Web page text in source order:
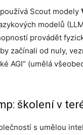
Scout modely
modelů
provádět
začínali od nuly,
AGI“ (umělá
školení v
s umělou